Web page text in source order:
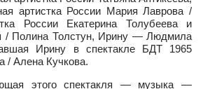
артистка России Мария Лаврова /
России Екатерина Толубеева и
/ Полина Толстун, Ирину — Людмила
Ирину в спектакле БДТ 1965
/ Алена Кучкова.
этого спектакля — музыка —